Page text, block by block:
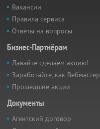
Вакансии
Правила сервиса
Ответы на вопросы
Бизнес-Партнёрам
Давайте сделаем акцию!
Заработайте, как Вебмастер
Прошедшие акции
Документы
Агентский договор